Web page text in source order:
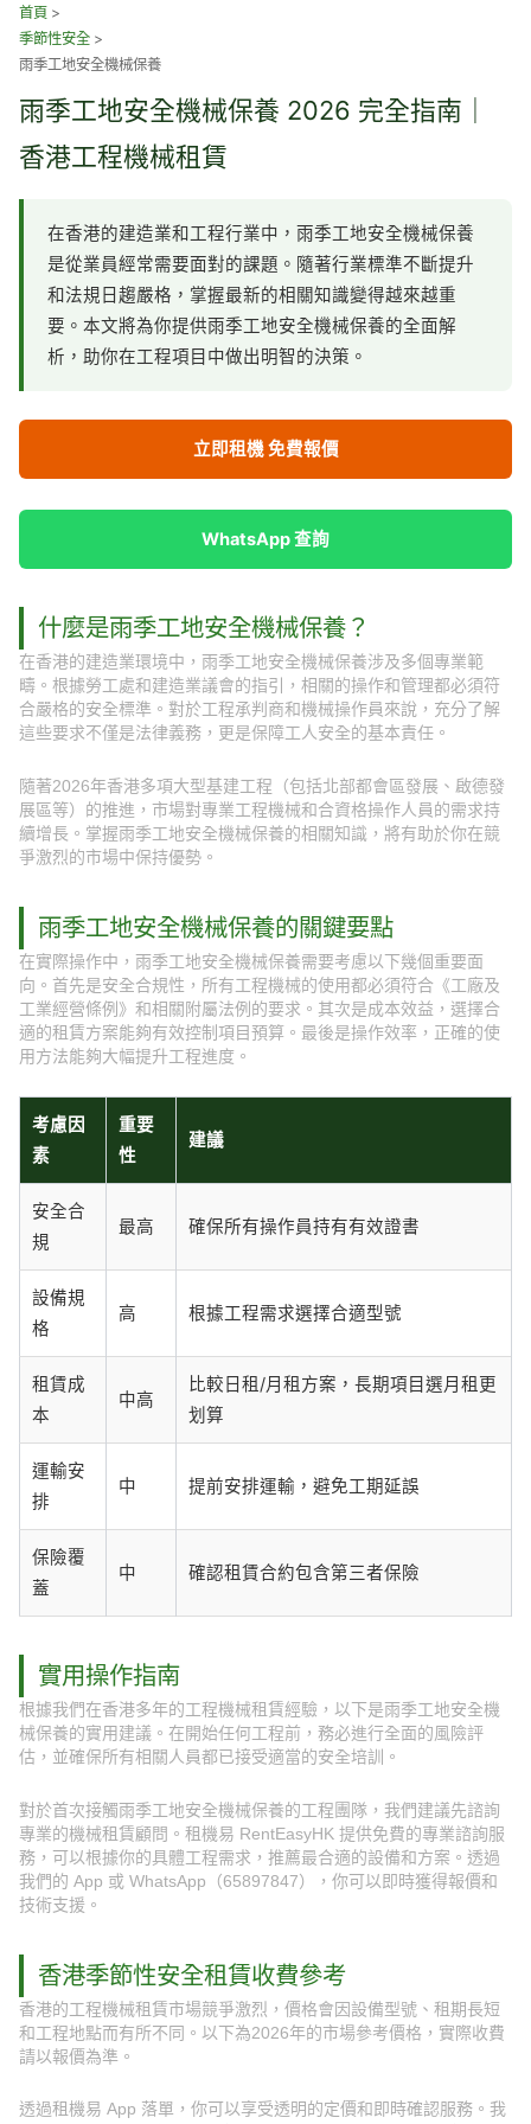
首頁 >
季節性安全 >
雨季工地安全機械保養
雨季工地安全機械保養 2026 完全指南｜
香港工程機械租賃
在香港的建造業和工程行業中，雨季工地安全機械保養
是從業員經常需要面對的課題。隨著行業標準不斷提升
和法規日趨嚴格，掌握最新的相關知識變得越來越重
要。本文將為你提供雨季工地安全機械保養的全面解
析，助你在工程項目中做出明智的決策。
立即租機 免費報價
WhatsApp 查詢
什麼是雨季工地安全機械保養？
在香港的建造業環境中，雨季工地安全機械保養涉及多個專業範
疇。根據勞工處和建造業議會的指引，相關的操作和管理都必須符
合嚴格的安全標準。對於工程承判商和機械操作員來說，充分了解
這些要求不僅是法律義務，更是保障工人安全的基本責任。
隨著2026年香港多項大型基建工程（包括北部都會區發展、啟德發
展區等）的推進，市場對專業工程機械和合資格操作人員的需求持
續增長。掌握雨季工地安全機械保養的相關知識，將有助於你在競
爭激烈的市場中保持優勢。
雨季工地安全機械保養的關鍵要點
在實際操作中，雨季工地安全機械保養需要考慮以下幾個重要面
向。首先是安全合規性，所有工程機械的使用都必須符合《工廠及
工業經營條例》和相關附屬法例的要求。其次是成本效益，選擇合
適的租賃方案能夠有效控制項目預算。最後是操作效率，正確的使
用方法能夠大幅提升工程進度。
考慮因
素
重要
性
建議
安全合
規
最高 確保所有操作員持有有效證書
設備規
格
高 根據工程需求選擇合適型號
租賃成
本
中高
比較日租/月租方案，長期項目選月租更
划算
運輸安
排
中 提前安排運輸，避免工期延誤
保險覆
蓋
中 確認租賃合約包含第三者保險
實用操作指南
根據我們在香港多年的工程機械租賃經驗，以下是雨季工地安全機
械保養的實用建議。在開始任何工程前，務必進行全面的風險評
估，並確保所有相關人員都已接受適當的安全培訓。
對於首次接觸雨季工地安全機械保養的工程團隊，我們建議先諮詢
專業的機械租賃顧問。租機易 RentEasyHK 提供免費的專業諮詢服
務，可以根據你的具體工程需求，推薦最合適的設備和方案。透過
我們的 App 或 WhatsApp（65897847），你可以即時獲得報價和
技術支援。
香港季節性安全租賃收費參考
香港的工程機械租賃市場競爭激烈，價格會因設備型號、租期長短
和工程地點而有所不同。以下為2026年的市場參考價格，實際收費
請以報價為準。
透過租機易 App 落單，你可以享受透明的定價和即時確認服務。我